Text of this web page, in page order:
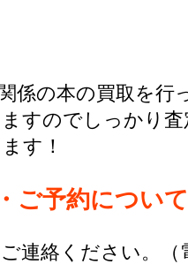
係の本の買取を行
すのでしっかり
す！
ご予約について
連絡ください。